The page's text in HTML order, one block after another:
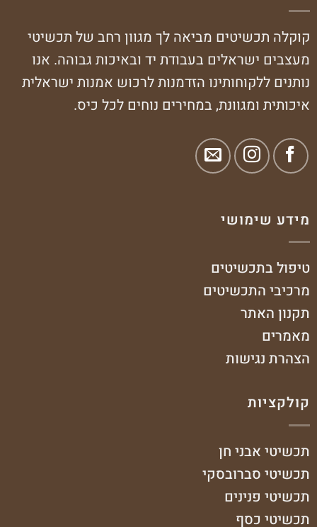
קוקלה תכשיטים מביאה לך מגוון רחב של תכשיטי
מעצבים ישראלים בעבודת יד ובאיכות גבוהה. אנו
נותנים ללקוחותינו הזדמנות לרכוש אמנות ישראלית
איכותית ומגוונת, במחירים נוחים לכל כיס.
מידע שימושי
טיפול בתכשיטים
מרכיבי התכשיטים
תקנון האתר
מאמרים
הצהרת נגישות
קולקציות
תכשיטי אבני חן
תכשיטי סברובסקי
תכשיטי פנינים
תכשיטי כסף